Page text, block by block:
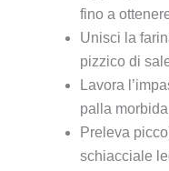
fino a
Unisci la
pizzico di
Lavora
palla
Preleva
schiacciale